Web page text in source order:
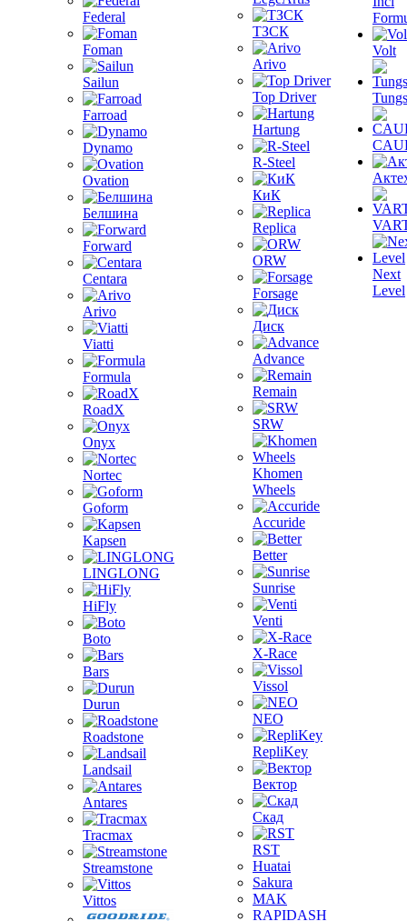
Federal
Foman
Sailun
Farroad
Dynamo
Ovation
Белшина
Forward
Centara
Arivo
Viatti
Formula
RoadX
Onyx
Nortec
Goform
Kapsen
LINGLONG
HiFly
Boto
Bars
Durun
Roadstone
Landsail
Antares
Tracmax
Streamstone
Vittos
ТЗСК
Arivo
Top Driver
Hartung
R-Steel
КиК
Replica
ORW
Forsage
Диск
Advance
Remain
SRW
Khomen
Wheels
Accuride
Better
Sunrise
Venti
X-Race
Vissol
NEO
RepliKey
Вектор
Скад
RST
Huatai
Sakura
MAK
RAPIDASH
Volt
Next
Level